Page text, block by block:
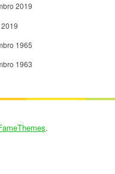
2019
1965
1963
.